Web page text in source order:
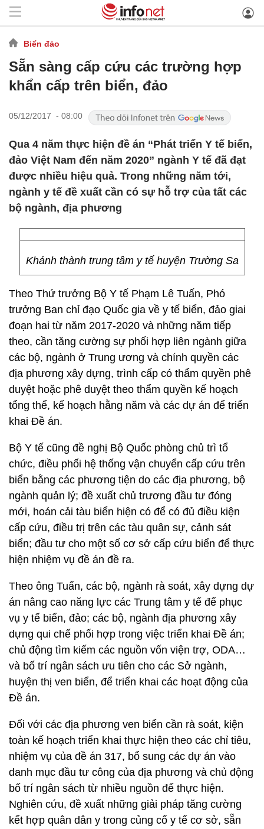
Biển đảo
Sẵn sàng cấp cứu các trường hợp
khẩn cấp trên biển, đảo
05/12/2017 - 08:00
Qua 4 năm thực hiện đề án “Phát triển Y tế biển,
đảo Việt Nam đến năm 2020” ngành Y tế đã đạt
được nhiều hiệu quả. Trong những năm tới,
ngành y tế đề xuất cần có sự hỗ trợ của tất các
bộ ngành, địa phương
Khánh thành trung tâm y tế huyện Trường Sa
Theo Thứ trưởng Bộ Y tế Phạm Lê Tuấn, Phó
trưởng Ban chỉ đạo Quốc gia về y tế biển, đảo giai
đoạn hai từ năm 2017-2020 và những năm tiếp
theo, cần tăng cường sự phối hợp liên ngành giữa
các bộ, ngành ở Trung ương và chính quyền các
địa phương xây dựng, trình cấp có thẩm quyền phê
duyệt hoặc phê duyệt theo thẩm quyền kế hoạch
tổng thể, kế hoạch hằng năm và các dự án để triển
khai Đề án.
Bộ Y tế cũng đề nghị Bộ Quốc phòng chủ trì tổ
chức, điều phối hệ thống vận chuyển cấp cứu trên
biển bằng các phương tiện do các địa phương, bộ
ngành quản lý; đề xuất chủ trương đầu tư đóng
mới, hoán cải tàu biển hiện có để có đủ điều kiện
cấp cứu, điều trị trên các tàu quân sự, cảnh sát
biển; đầu tư cho một số cơ sở cấp cứu biển để thực
hiện nhiệm vụ đề án đề ra.
Theo ông Tuấn, các bộ, ngành rà soát, xây dựng dự
án nâng cao năng lực các Trung tâm y tế để phục
vụ y tế biển, đảo; các bộ, ngành địa phương xây
dựng qui chế phối hợp trong việc triển khai Đề án;
chủ động tìm kiếm các nguồn vốn viện trợ, ODA…
và bố trí ngân sách ưu tiên cho các Sở ngành,
huyện thị ven biển, để triển khai các hoạt động của
Đề án.
Đối với các địa phương ven biển cần rà soát, kiện
toàn kế hoạch triển khai thực hiện theo các chỉ tiêu,
nhiệm vụ của đề án 317, bổ sung các dự án vào
danh mục đầu tư công của địa phương và chủ động
bố trí ngân sách từ nhiều nguồn để thực hiện.
Nghiên cứu, đề xuất những giải pháp tăng cường
kết hợp quân dân y trong củng cố y tế cơ sở, sẵn